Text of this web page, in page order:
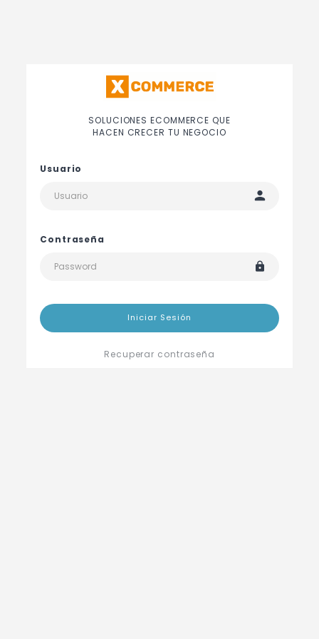
SOLUCIONES ECOMMERCE QUE
HACEN CRECER TU NEGOCIO
Usuario
Contraseña
Iniciar Sesión
Recuperar contraseña